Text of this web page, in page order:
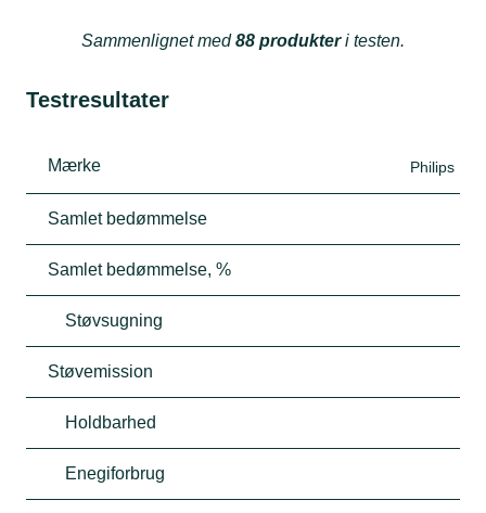
Sammenlignet med88 produkteri testen.
Testresultater
Mærke Philips
Samlet bedømmelse
Samlet bedømmelse, %
Støvsugning
Støvemission
Holdbarhed
Enegiforbrug